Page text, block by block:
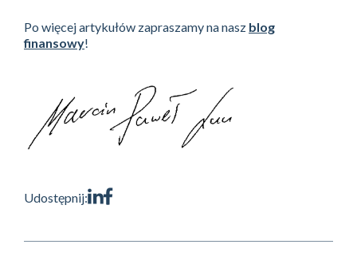
Po więcej artykułów zapraszamy na nasz blog
finansowy!
Udostępnij: